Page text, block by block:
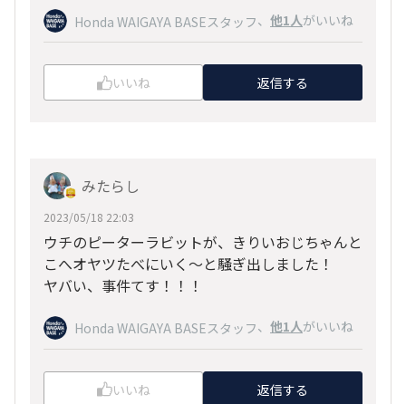
Honda WAIGAYA BASEスタッフ、 他1人がいいね
いいね 返信する
みたらし
2023/05/18 22:03
ウチのピーターラビットが、きりいおじちゃんと
こへオヤツたべにいく～と騒ぎ出しました！
ヤバい、事件てす！！！
Honda WAIGAYA BASEスタッフ、 他1人がいいね
いいね 返信する